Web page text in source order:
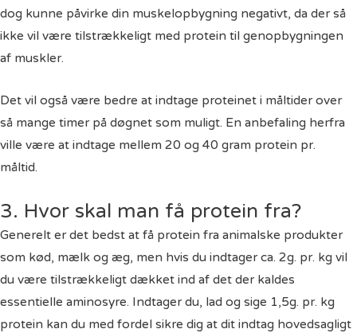
dog kunne påvirke din muskelopbygning negativt, da der så
ikke vil være tilstrækkeligt med protein til genopbygningen
af muskler.
Det vil også være bedre at indtage proteinet i måltider over
så mange timer på døgnet som muligt. En anbefaling herfra
ville være at indtage mellem 20 og 40 gram protein pr.
måltid.
3. Hvor skal man få protein fra?
Generelt er det bedst at få protein fra animalske produkter
som kød, mælk og æg, men hvis du indtager ca. 2g. pr. kg vil
du være tilstrækkeligt dækket ind af det der kaldes
essentielle aminosyre. Indtager du, lad og sige 1,5g. pr. kg
protein kan du med fordel sikre dig at dit indtag hovedsagligt